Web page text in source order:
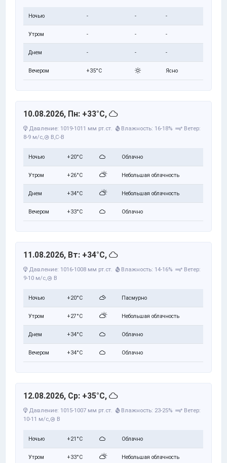
Ночью - - -
Утром - - -
Днем - - -
Вечером +35°C Ясно
10.08.2026, Пн: +33°C,
Давление: 1019-1011 мм рт.ст. Влажность: 16-18%
Ветер:
8-9 м/с,
В,С-В
Ночью +20°C Облачно
Утром +26°C Небольшая облачность
Днем +34°C Небольшая облачность
Вечером +33°C Облачно
11.08.2026, Вт: +34°C,
Давление: 1016-1008 мм рт.ст. Влажность: 14-16%
Ветер:
9-10 м/с,
В
Ночью +20°C Пасмурно
Утром +27°C Небольшая облачность
Днем +34°C Облачно
Вечером +34°C Облачно
12.08.2026, Ср: +35°C,
Давление: 1015-1007 мм рт.ст. Влажность: 23-25%
Ветер:
10-11 м/с,
В
Ночью +21°C Облачно
Утром +33°C Небольшая облачность